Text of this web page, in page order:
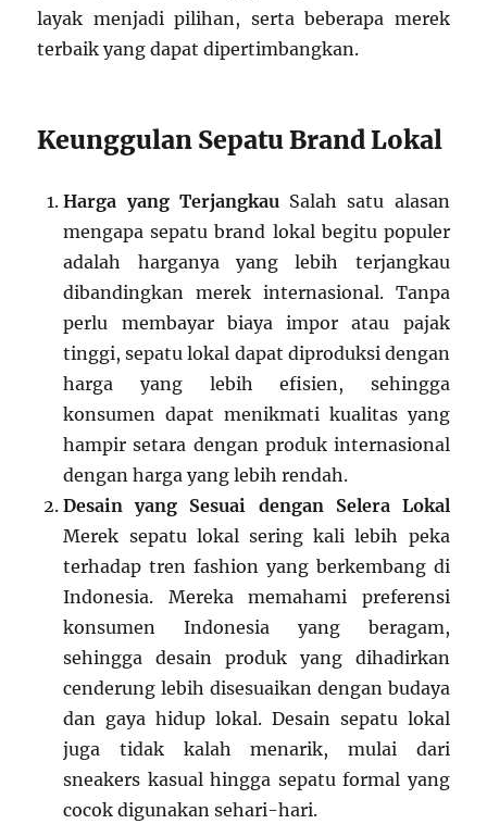
layak menjadi pilihan, serta beberapa merek
terbaik yang dapat dipertimbangkan.
Keunggulan Sepatu Brand Lokal
Harga yang Terjangkau Salah satu alasan
mengapa sepatu brand lokal begitu populer
adalah harganya yang lebih terjangkau
dibandingkan merek internasional. Tanpa
perlu membayar biaya impor atau pajak
tinggi, sepatu lokal dapat diproduksi dengan
harga yang lebih efisien, sehingga
konsumen dapat menikmati kualitas yang
hampir setara dengan produk internasional
dengan harga yang lebih rendah.
Desain yang Sesuai dengan Selera Lokal
Merek sepatu lokal sering kali lebih peka
terhadap tren fashion yang berkembang di
Indonesia. Mereka memahami preferensi
konsumen Indonesia yang beragam,
sehingga desain produk yang dihadirkan
cenderung lebih disesuaikan dengan budaya
dan gaya hidup lokal. Desain sepatu lokal
juga tidak kalah menarik, mulai dari
sneakers kasual hingga sepatu formal yang
cocok digunakan sehari-hari.